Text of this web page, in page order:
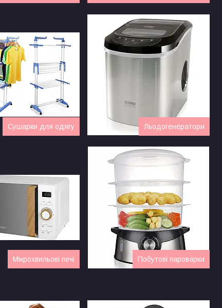
Сушарки для одягу Льодогенератори
Мікрохвильові печі Побутові пароварки